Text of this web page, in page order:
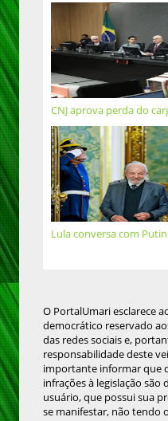
CNJ aprova perda do
Lula conversa com
O PortalUmari esclarece
democrático reservado
das redes sociais e,
responsabilidade deste
importante informar que
infrações à legislação são
usuário, que possui sua
se manifestar, não tendo